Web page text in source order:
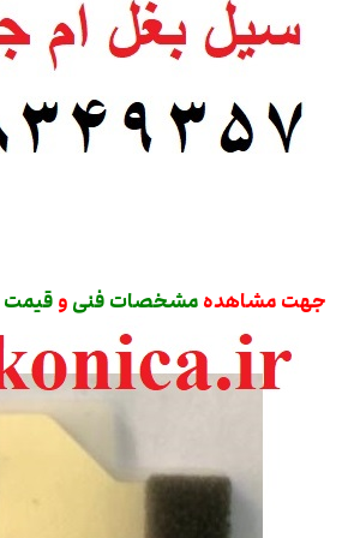
جهت مشاهده مشخصات فنی و قیمت